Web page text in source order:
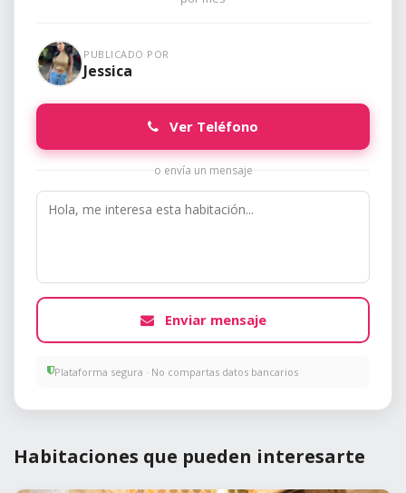
PUBLICADO POR
Jessica
Ver Teléfono
o envía un mensaje
Enviar mensaje
Plataforma segura · No compartas datos bancarios
Habitaciones que pueden interesarte